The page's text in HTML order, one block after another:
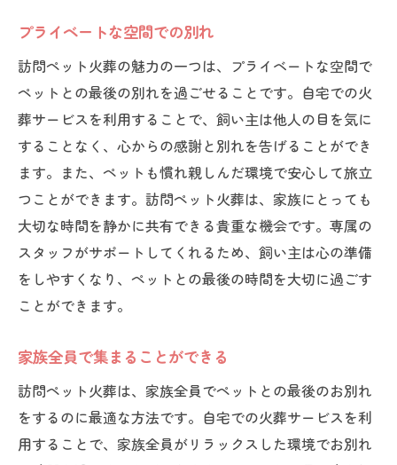
プライベートな空間での別れ
訪問ペット火葬の魅力の一つは、プライベートな空間で
ペットとの最後の別れを過ごせることです。自宅での火
葬サービスを利用することで、飼い主は他人の目を気に
することなく、心からの感謝と別れを告げることができ
ます。また、ペットも慣れ親しんだ環境で安心して旅立
つことができます。訪問ペット火葬は、家族にとっても
大切な時間を静かに共有できる貴重な機会です。専属の
スタッフがサポートしてくれるため、飼い主は心の準備
をしやすくなり、ペットとの最後の時間を大切に過ごす
ことができます。
家族全員で集まることができる
訪問ペット火葬は、家族全員でペットとの最後のお別れ
をするのに最適な方法です。自宅での火葬サービスを利
用することで、家族全員がリラックスした環境でお別れ